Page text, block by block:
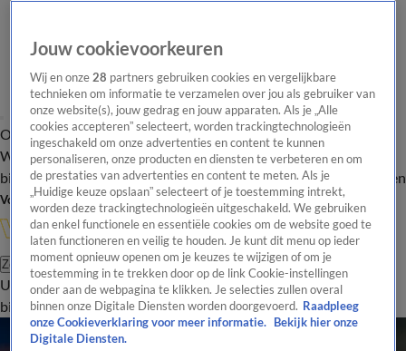
Overzicht Onze programma's Uitzendingen Onze gezichten
In de
WandelgangenInterviewsUitzending
bijwonenPodcastShopVeelgestelde vragenKijkersvraag insturen
Volg Vandaag Inside
Zoeken
UitzendingenVandaag InsideDe OranjezomerShopUitzending
bijwonen
Jouw cookievoorkeuren
Wij en onze28 partners gebruiken cookies en vergelijkbare
technieken om informatie te verzamelen over jou als gebruiker van
onze website(s), jouw gedrag en jouw apparaten. Als je „Alle
cookies accepteren” selecteert, worden trackingtechnologieën
ingeschakeld om onze advertenties en content te kunnen
personaliseren, onze producten en diensten te verbeteren en om
de prestaties van advertenties en content te meten. Als je
„Huidige keuze opslaan” selecteert of je toestemming intrekt,
worden deze trackingtechnologieën uitgeschakeld. We gebruiken
dan enkel functionele en essentiële cookies om de website goed te
laten functioneren en veilig te houden. Je kunt dit menu op ieder
moment opnieuw openen om je keuzes te wijzigen of om je
toestemming in te trekken door op de link Cookie-instellingen
onder aan de webpagina te klikken. Je selecties zullen overal
binnen onze Digitale Diensten worden doorgevoerd. Raadpleeg
onze Cookieverklaring voor meer informatie.
Bekijk hier onze
Digitale Diensten.